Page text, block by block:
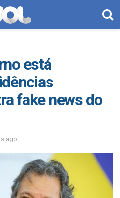
está
fake news do
ago